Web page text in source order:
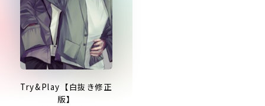
Try&Play【白抜き修正
版】